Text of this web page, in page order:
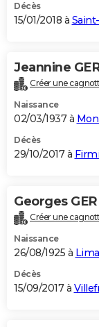
Décès
15/01/2018 à
Jeannine
Créer une
Naissance
02/03/1937 à
Décès
29/10/2017 à
Georges
Créer une
Naissance
26/08/1925 à
Décès
15/09/2017 à